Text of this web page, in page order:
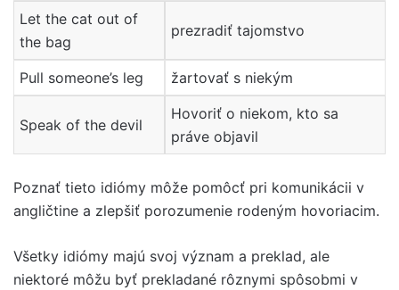
Let the cat out of
the bag
prezradiť tajomstvo
Pull someone’s leg žartovať s niekým
Speak of the devil
Hovoriť o niekom, kto sa
práve objavil
Poznať tieto idiómy môže pomôcť pri komunikácii v
angličtine a zlepšiť porozumenie rodeným hovoriacim.
Všetky idiómy majú svoj význam a preklad, ale
niektoré môžu byť prekladané rôznymi spôsobmi v